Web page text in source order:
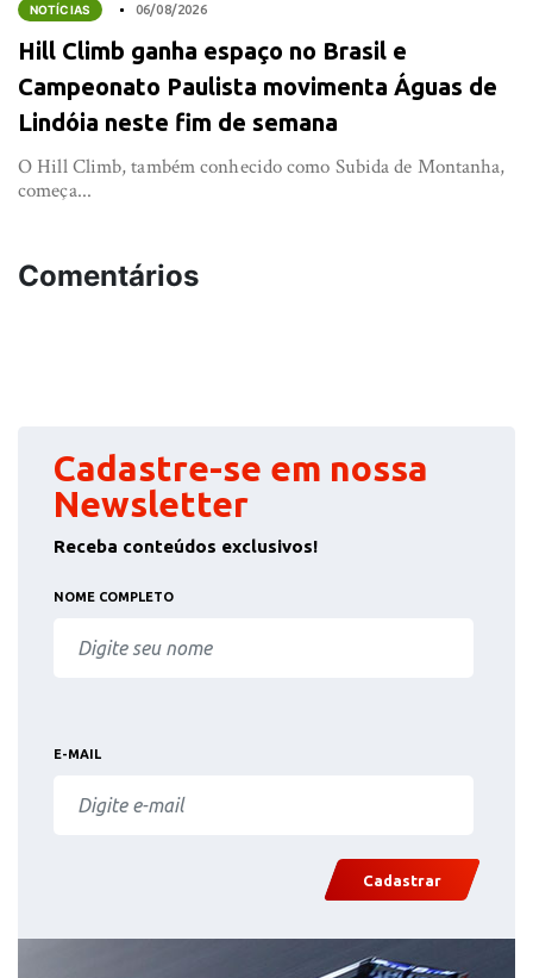
NOTÍCIAS 06/08/2026
Hill Climb ganha espaço no Brasil e
Campeonato Paulista movimenta Águas de
Lindóia neste fim de semana
O Hill Climb, também conhecido como Subida de Montanha,
começa...
Comentários
Cadastre-se em nossa
Newsletter
Receba conteúdos exclusivos!
NOME COMPLETO
E-MAIL
Cadastrar